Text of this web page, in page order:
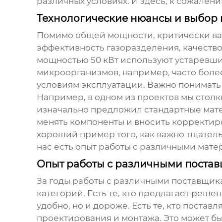
Технологические нюансы и выбор
Помимо общей мощности, критически
эффективность газоразделения,
мощностью 50 кВтиспользуют
микроорганизмов, например, часто
условиям эксплуатации. Важно
Например, в одном из проектов мы
изначально предложил стандартные
менять компоненты и вносить
хороший пример того, как важно
нас есть опыт работы с различными
Опыт работы с различными
За годы работы с различными
категорий. Есть те, кто предлагает
удобно, но и дороже. Есть те, кто
проектирования и монтажа. Это может